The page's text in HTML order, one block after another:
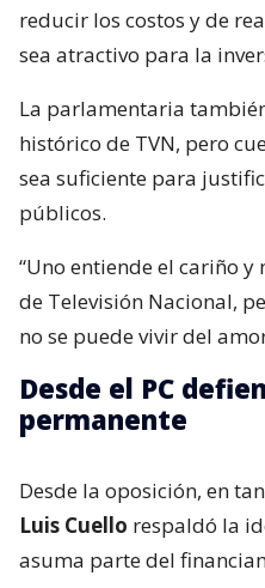
reducir los costos y de
sea atractivo para la
La parlamentaria
histórico de TVN, pero
sea suficiente para
públicos.
“Uno entiende el cariño
de Televisión Nacional,
no se puede vivir del
Desde el PC
permanente
Desde la oposición, en
Luis Cuello respaldó la
asuma parte del